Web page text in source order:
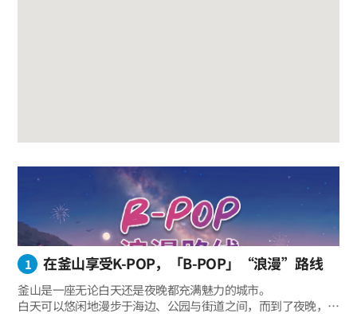
1 在釜山享受K-POP，「B-POP」“浪漫”路线
釜山是一座无论白天还是夜晚都充满魅力的城市。
白天可以悠闲地漫步于海边、公园与街道之间，而到了夜晚，